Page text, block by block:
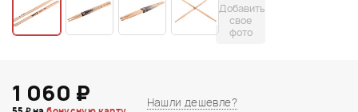
Добавить
свое
фото
1 060 ₽ Нашли дешевле?